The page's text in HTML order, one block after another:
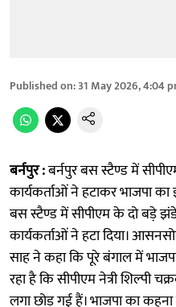
Published on:31 May 2026, 4:04
बर्नपुर :बर्नपुर बस स्टैण्ड में
कार्यकर्ताओं ने हटाकर भाजपा का
बस स्टैण्ड में सीपीएम के दो बड़े
कार्यकर्ताओं ने हटा दिया।
साह ने कहा कि पूरे बंगाल में
रहा है कि सीपीएम नेत्री शिल्पी
लगा छोड़ गई हैं। भाजपा का कहना